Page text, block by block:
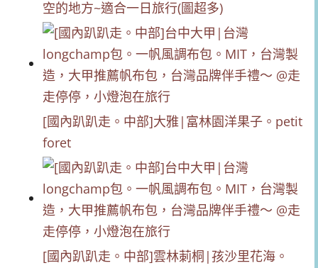
空的地方~適合一日旅行(圖超多)
[國內趴趴走。中部]大雅|富林園洋果子。petit
foret
[國內趴趴走。中部]雲林莿桐|孩沙里花海。